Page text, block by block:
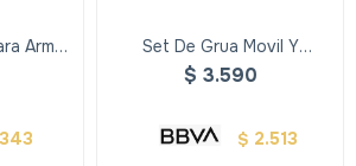
Armar
343
Set De Grua Movil Y
Contruccion
$ 3.590
$ 2.513